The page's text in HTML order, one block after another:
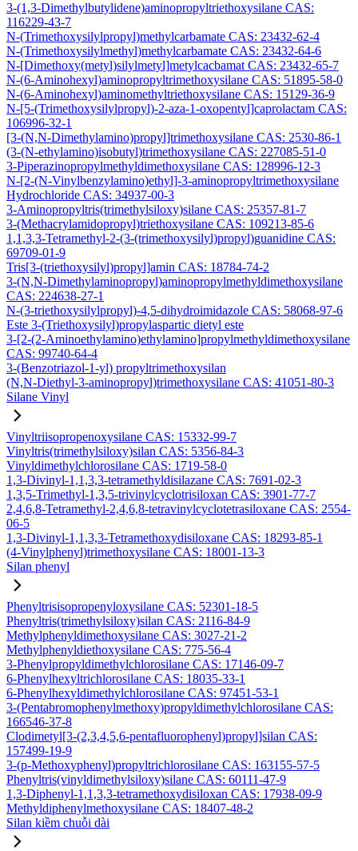
3-(1,3-Dimethylbutylidene)aminopropyltriethoxysilane CAS:
116229-43-7
N-(Trimethoxysilylpropyl)methylcarbamate CAS: 23432-62-4
N-(Trimethoxysilylmethyl)methylcarbamate CAS: 23432-64-6
N-[Dimethoxy(metyl)silylmetyl]metylcacbamat CAS: 23432-65-7
N-(6-Aminohexyl)aminopropyltrimethoxysilane CAS: 51895-58-0
N-(6-Aminohexyl)aminomethyltriethoxysilane CAS: 15129-36-9
N-[5-(Trimethoxysilylpropyl)-2-aza-1-oxopentyl]caprolactam CAS:
106996-32-1
[3-(N,N-Dimethylamino)propyl]trimethoxysilane CAS: 2530-86-1
(3-(N-ethylamino)isobutyl)trimethoxysilane CAS: 227085-51-0
3-Piperazinopropylmethyldimethoxysilane CAS: 128996-12-3
N-[2-(N-Vinylbenzylamino)ethyl]-3-aminopropyltrimethoxysilane
Hydrochloride CAS: 34937-00-3
3-Aminopropyltris(trimethylsiloxy)silane CAS: 25357-81-7
3-(Methacrylamidopropyl)triethoxysilane CAS: 109213-85-6
1,1,3,3-Tetramethyl-2-(3-(trimethoxysilyl)propyl)guanidine CAS:
69709-01-9
Tris[3-(triethoxysilyl)propyl]amin CAS: 18784-74-2
3-(N,N-Dimethylaminopropyl)aminopropylmethyldimethoxysilane
CAS: 224638-27-1
N-(3-triethoxysilylpropyl)-4,5-dihydroimidazole CAS: 58068-97-6
Este 3-(Triethoxysilyl)propylaspartic dietyl este
3-[2-(2-Aminoethylamino)ethylamino]propylmethyldimethoxysilane
CAS: 99740-64-4
3-(Benzotriazol-1-yl) propyltrimethoxysilan
(N,N-Diethyl-3-aminopropyl)trimethoxysilane CAS: 41051-80-3
Silane Vinyl
Vinyltriisopropenoxysilane CAS: 15332-99-7
Vinyltris(trimethylsiloxy)silan CAS: 5356-84-3
Vinyldimethylchlorosilane CAS: 1719-58-0
1,3-Divinyl-1,1,3,3-tetramethyldisilazane CAS: 7691-02-3
1,3,5-Trimethyl-1,3,5-trivinylcyclotrisiloxan CAS: 3901-77-7
2,4,6,8-Tetramethyl-2,4,6,8-tetravinylcyclotetrasiloxane CAS: 2554-
06-5
1,3-Divinyl-1,1,3,3-Tetramethoxydisiloxane CAS: 18293-85-1
(4-Vinylphenyl)trimethoxysilane CAS: 18001-13-3
Silan phenyl
Phenyltrisisopropenyloxysilane CAS: 52301-18-5
Phenyltris(trimethylsiloxy)silan CAS: 2116-84-9
Methylphenyldimethoxysilane CAS: 3027-21-2
Methylphenyldiethoxysilane CAS: 775-56-4
3-Phenylpropyldimethylchlorosilane CAS: 17146-09-7
6-Phenylhexyltrichlorosilane CAS: 18035-33-1
6-Phenylhexyldimethylchlorosilane CAS: 97451-53-1
3-(Pentabromophenylmethoxy)propyldimethylchlorosilane CAS:
166546-37-8
Clodimetyl[3-(2,3,4,5,6-pentafluorophenyl)propyl]silan CAS:
157499-19-9
3-(p-Methoxyphenyl)propyltrichlorosilane CAS: 163155-57-5
Phenyltris(vinyldimethylsiloxy)silane CAS: 60111-47-9
1,3-Diphenyl-1,1,3,3-tetramethoxydisiloxan CAS: 17938-09-9
Methyldiphenylmethoxysilane CAS: 18407-48-2
Silan kiềm chuỗi dài